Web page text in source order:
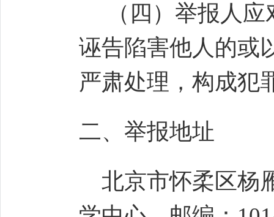
（四）举报人应
诬告陷害他人的或
严肃处理，构成犯
二、举报地址
北京市怀柔区杨